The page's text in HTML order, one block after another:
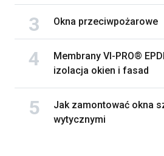
Okna przeciwpożarowe
Membrany VI-PRO®
izolacja okien i fasad
Jak zamontować okna
wytycznymi